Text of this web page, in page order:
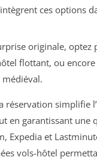
ces options
originale, optez
flottant, ou
simplifie
en garantissant une
Expedia et
vols-hôtel